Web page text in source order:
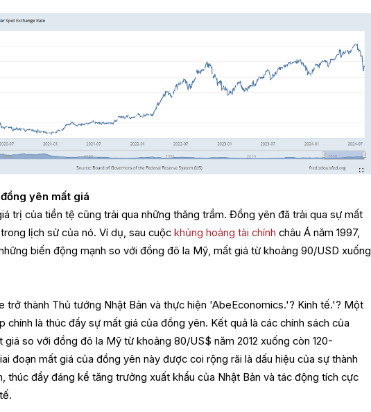
yên mất giá
trị của tiền tệ cũng trải qua những thăng trầm. Đồng yên đã trải qua sự mất
lịch sử của nó. Ví dụ, sau cuộckhủng hoảng tài chính châu Á năm 1997,
biến động mạnh so với đồng đô la Mỹ, mất giá từ khoảng 90/USD xuống
trở thành Thủ tướng Nhật Bản và thực hiện 'AbeEconomics.'? Kinh tế.'? Một
chính là thúc đẩy sự mất giá của đồng yên. Kết quả là các chính sách của
giá so với đồng đô la Mỹ từ khoảng 80/US$ năm 2012 xuống còn 120-
đoạn mất giá của đồng yên này được coi rộng rãi là dấu hiệu của sự thành
thúc đẩy đáng kể tăng trưởng xuất khẩu của Nhật Bản và tác động tích cực